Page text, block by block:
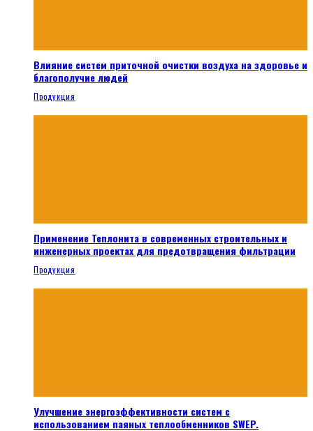
Влияние систем приточной очистки воздуха на здоровье и
благополучие людей
Продукция
Применение Теплонита в современных строительных и
инженерных проектах для предотвращения фильтрации
Продукция
Улучшение энергоэффективности систем с
использованием паяных теплообменников SWEP.